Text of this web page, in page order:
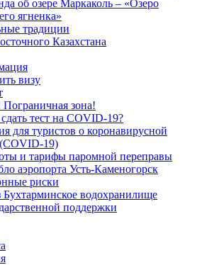
об озере Маркаколь – «Озеро
ягненка»
традиции
Казахстана
визу
зона!
тест на COVID-19?
для туристов о коронавирусной
19)
и тарифы паромной переправы
аэропорта Усть-Каменогорск
риски
Бухтарминское водохранилище
поддержки